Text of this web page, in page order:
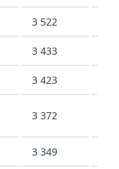
3 522
3 433
3 423
3 372
3 349